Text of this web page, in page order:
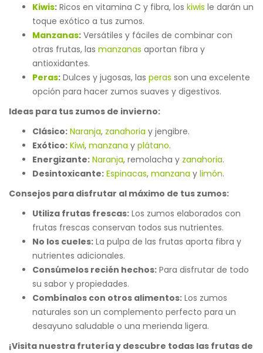
Kiwis: Ricos en vitamina C y fibra, los kiwis le darán un
toque exótico a tus zumos.
Manzanas: Versátiles y fáciles de combinar con
otras frutas, las manzanas aportan fibra y
antioxidantes.
Peras: Dulces y jugosas, las peras son una excelente
opción para hacer zumos suaves y digestivos.
Ideas para tus zumos de invierno:
Clásico: Naranja, zanahoria y jengibre.
Exótico: Kiwi, manzana y plátano.
Energizante: Naranja, remolacha y zanahoria.
Desintoxicante: Espinacas, manzana y limón.
Consejos para disfrutar al máximo de tus zumos:
Utiliza frutas frescas: Los zumos elaborados con
frutas frescas conservan todos sus nutrientes.
No los cueles: La pulpa de las frutas aporta fibra y
nutrientes adicionales.
Consúmelos recién hechos: Para disfrutar de todo
su sabor y propiedades.
Combínalos con otros alimentos: Los zumos
naturales son un complemento perfecto para un
desayuno saludable o una merienda ligera.
¡Visita nuestra frutería y descubre todas las frutas de